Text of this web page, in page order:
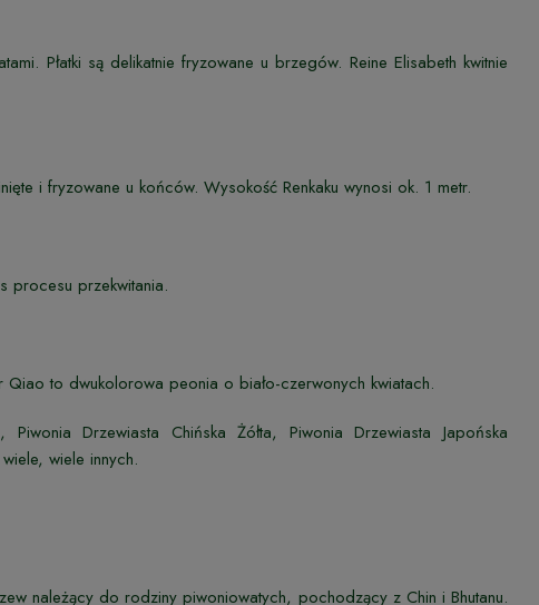
Płatki są delikatnie fryzowane u brzegów. Reine Elisabeth kwitnie
i fryzowane u końców. Wysokość Renkaku wynosi ok. 1 metr.
procesu przekwitania.
to dwukolorowa peonia o biało-czerwonych kwiatach.
Drzewiasta Chińska Żółta, Piwonia Drzewiasta Japońska
wiele innych.
należący do rodziny piwoniowatych, pochodzący z Chin i Bhutanu.